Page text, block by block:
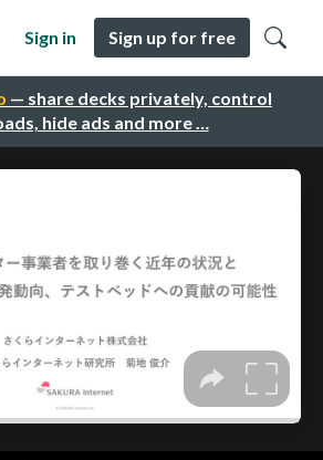
— share decks privately, control
hide ads and more …
Sign in Sign up for free